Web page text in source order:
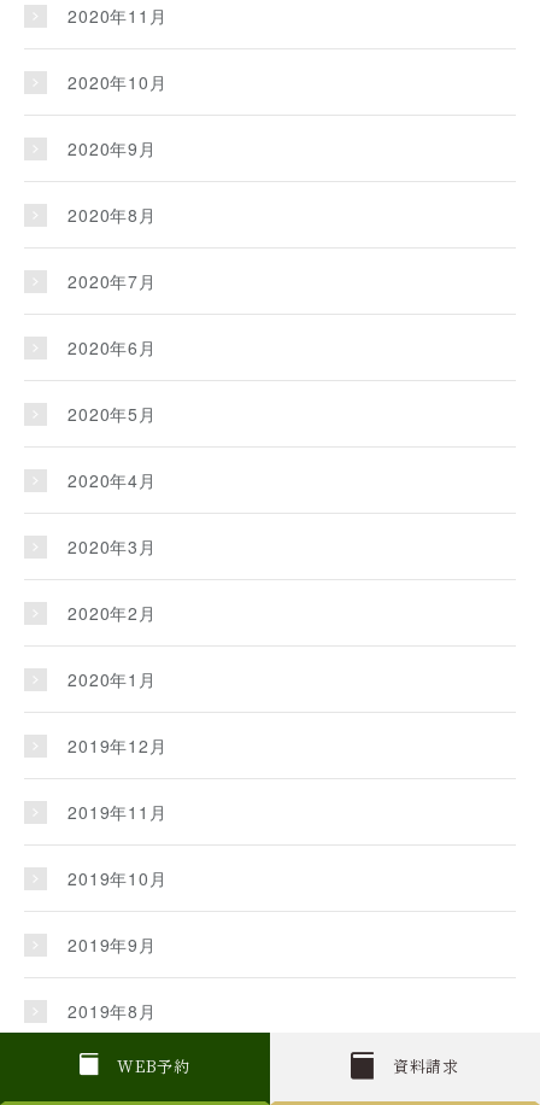
W EB予約 資料請求
2020年11月
2020年10月
2020年9月
2020年8月
2020年7月
2020年6月
2020年5月
2020年4月
2020年3月
2020年2月
2020年1月
2019年12月
2019年11月
2019年10月
2019年9月
2019年8月
2019年7月